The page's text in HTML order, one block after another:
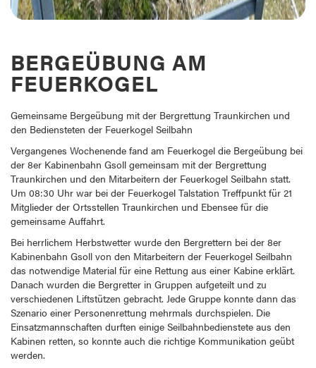
BERGEÜBUNG AM
FEUERKOGEL
Gemeinsame Bergeübung mit der Bergrettung Traunkirchen und
den Bediensteten der Feuerkogel Seilbahn
Vergangenes Wochenende fand am Feuerkogel die Bergeübung bei
der 8er Kabinenbahn Gsoll gemeinsam mit der Bergrettung
Traunkirchen und den Mitarbeitern der Feuerkogel Seilbahn statt.
Um 08:30 Uhr war bei der Feuerkogel Talstation Treffpunkt für 21
Mitglieder der Ortsstellen Traunkirchen und Ebensee für die
gemeinsame Auffahrt.
Bei herrlichem Herbstwetter wurde den Bergrettern bei der 8er
Kabinenbahn Gsoll von den Mitarbeitern der Feuerkogel Seilbahn
das notwendige Material für eine Rettung aus einer Kabine erklärt.
Danach wurden die Bergretter in Gruppen aufgeteilt und zu
verschiedenen Liftstützen gebracht. Jede Gruppe konnte dann das
Szenario einer Personenrettung mehrmals durchspielen. Die
Einsatzmannschaften durften einige Seilbahnbedienstete aus den
Kabinen retten, so konnte auch die richtige Kommunikation geübt
werden.